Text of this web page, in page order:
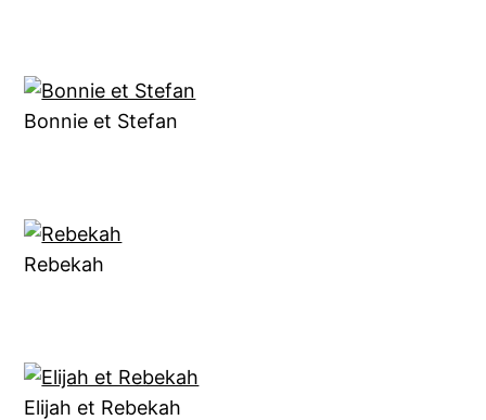
Bonnie et Stefan
Rebekah
Elijah et Rebekah